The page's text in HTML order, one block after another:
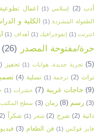
أدب (2) إسلامي (1) اعمال تطوعية
الطفولة المشردة (1) الكلية و
انترنت (1) إنفوجرافيك (1) أهداف (1)
حرة/مفتوحة المصدر
(26)
(5) تجربة جديدة، هوايات (1) تحفيز
تراث (2) ترجمة (1) تسلية (4)
(9) حاجات غريبة (7) حشرات (1)
(3) رسم (8) زمان (3) سطح المكتب
ذاتية (2) شرح (2) شعر (1) شكراً
فاير فوكس (1) فن الطعام (3) فيديو